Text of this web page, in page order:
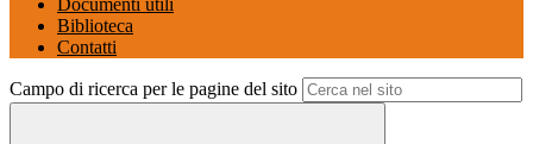
Documenti utili
Biblioteca
Contatti
Campo di ricerca per le pagine del sito